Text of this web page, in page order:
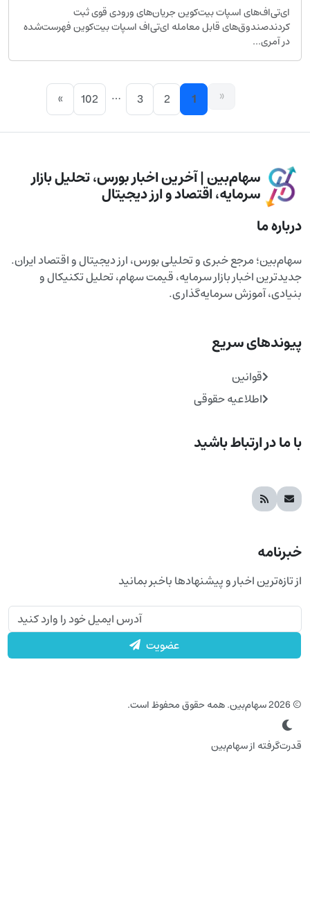
اسپات بیت‌کوین جریان‌های ورودی قوی ثبت
قابل معامله ای‌تی‌اف اسپات بیت‌کوین فهرست‌شده
آمری...
3
…
102
»
سهام‌بین | آخرین اخبار بورس، تحلیل بازار
سرمایه، اقتصاد و ارز دیجیتال
ما
مرجع خبری و تحلیلی بورس، ارز دیجیتال و اقتصاد ایران.
اخبار بازار سرمایه، قیمت سهام، تحلیل تکنیکال و
آموزش سرمایه‌گذاری.
سریع
قوانین
اطلاعیه حقوقی
در ارتباط باشید
اخبار و پیشنهادها باخبر بمانید
عضویت
از سهام‌بین